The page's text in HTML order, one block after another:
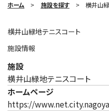
ホーム 施設を探す 横井山
横井山緑地テニスコート
施設情報
施設
横井山緑地テニスコート
ホームページ
https://